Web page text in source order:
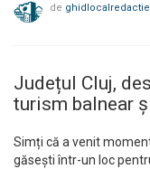
de ghidlocalredactie
Județul Cluj,
turism balnear
Simți că a venit
găsești într-un loc